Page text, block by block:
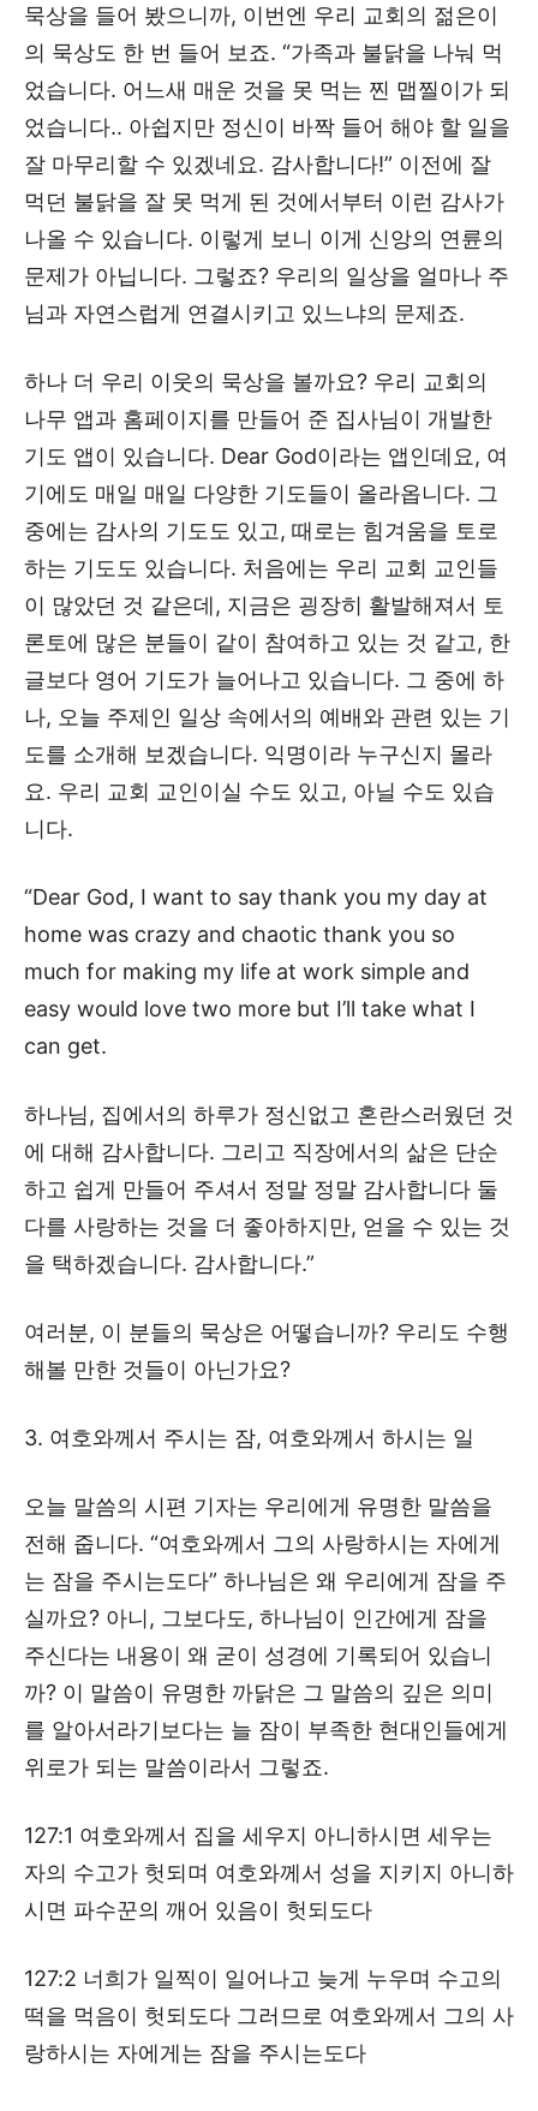
묵상을 들어 봤으니까, 이번엔 우리 교회의 젊은이
의 묵상도 한 번 들어 보죠. “가족과 불닭을 나눠 먹
었습니다. 어느새 매운 것을 못 먹는 찐 맵찔이가 되
었습니다.. 아쉽지만 정신이 바짝 들어 해야 할 일을
잘 마무리할 수 있겠네요. 감사합니다!” 이전에 잘
먹던 불닭을 잘 못 먹게 된 것에서부터 이런 감사가
나올 수 있습니다. 이렇게 보니 이게 신앙의 연륜의
문제가 아닙니다. 그렇죠? 우리의 일상을 얼마나 주
님과 자연스럽게 연결시키고 있느냐의 문제죠.
하나 더 우리 이웃의 묵상을 볼까요? 우리 교회의
나무 앱과 홈페이지를 만들어 준 집사님이 개발한
기도 앱이 있습니다. Dear God이라는 앱인데요, 여
기에도 매일 매일 다양한 기도들이 올라옵니다. 그
중에는 감사의 기도도 있고, 때로는 힘겨움을 토로
하는 기도도 있습니다. 처음에는 우리 교회 교인들
이 많았던 것 같은데, 지금은 굉장히 활발해져서 토
론토에 많은 분들이 같이 참여하고 있는 것 같고, 한
글보다 영어 기도가 늘어나고 있습니다. 그 중에 하
나, 오늘 주제인 일상 속에서의 예배와 관련 있는 기
도를 소개해 보겠습니다. 익명이라 누구신지 몰라
요. 우리 교회 교인이실 수도 있고, 아닐 수도 있습
니다.
“Dear God, I want to say thank you my day at
home was crazy and chaotic thank you so
much for making my life at work simple and
easy would love two more but I’ll take what I
can get.
하나님, 집에서의 하루가 정신없고 혼란스러웠던 것
에 대해 감사합니다. 그리고 직장에서의 삶은 단순
하고 쉽게 만들어 주셔서 정말 정말 감사합니다 둘
다를 사랑하는 것을 더 좋아하지만, 얻을 수 있는 것
을 택하겠습니다. 감사합니다.”
여러분, 이 분들의 묵상은 어떻습니까? 우리도 수행
해볼 만한 것들이 아닌가요?
3. 여호와께서 주시는 잠, 여호와께서 하시는 일
오늘 말씀의 시편 기자는 우리에게 유명한 말씀을
전해 줍니다. “여호와께서 그의 사랑하시는 자에게
는 잠을 주시는도다” 하나님은 왜 우리에게 잠을 주
실까요? 아니, 그보다도, 하나님이 인간에게 잠을
주신다는 내용이 왜 굳이 성경에 기록되어 있습니
까? 이 말씀이 유명한 까닭은 그 말씀의 깊은 의미
를 알아서라기보다는 늘 잠이 부족한 현대인들에게
위로가 되는 말씀이라서 그렇죠.
127:1 여호와께서 집을 세우지 아니하시면 세우는
자의 수고가 헛되며 여호와께서 성을 지키지 아니하
시면 파수꾼의 깨어 있음이 헛되도다
127:2 너희가 일찍이 일어나고 늦게 누우며 수고의
떡을 먹음이 헛되도다 그러므로 여호와께서 그의 사
랑하시는 자에게는 잠을 주시는도다